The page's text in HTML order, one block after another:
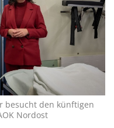
besucht den künftigen
Nordost